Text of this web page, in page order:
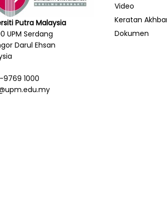
Putra Malaysia
UPM Serdang
Darul Ehsan
9769 1000
Video
Keratan
Dokumen